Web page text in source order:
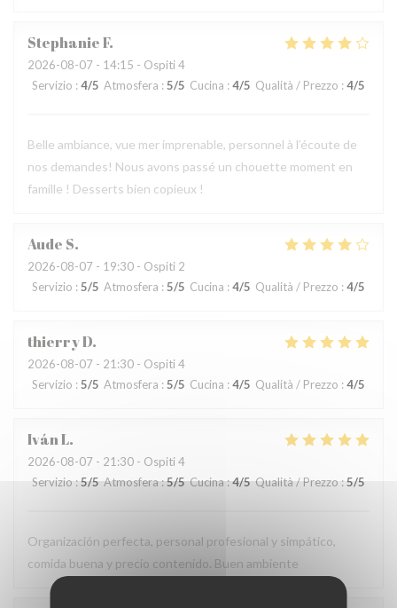
StephanieF
2026-08-07 - 14:15 - Ospiti 4
Servizio : 4/5 Atmosfera : 5/5 Cucina : 4/5 Qualità / Prezzo : 4/5
Belle ambiance, vue mer imprenable, personnel à l’écoute de
nos demandes! Nous avons passé un chouette moment en
famille ! Desserts bien copieux !
Aude S
2026-08-07 - 19:30 - Ospiti 2
Servizio : 5/5 Atmosfera : 5/5 Cucina : 4/5 Qualità / Prezzo : 4/5
thierryD
2026-08-07 - 21:30 - Ospiti 4
Servizio : 5/5 Atmosfera : 5/5 Cucina :4/5 Qualità / Prezzo : 4/5
IvánL
2026-08-07 - 21:30 - Ospiti 4
Servizio:5/5 Atmosfera:5/5 Cucina:4/5 Qualità / Prezzo :5/5
Organización perfecta, personal profesional y simpático,
comida buena y precio contenido. Buen ambiente